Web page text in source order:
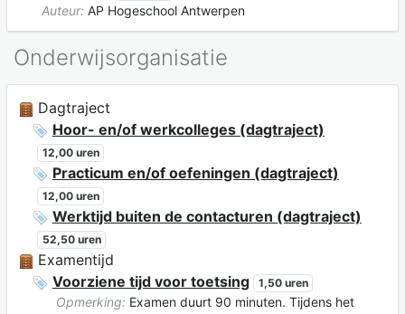
Auteur: AP Hogeschool Antwerpen
Onderwijsorganisatie
Dagtraject
Hoor- en/of werkcolleges (dagtraject)
12,00 uren
Practicum en/of oefeningen (dagtraject)
12,00 uren
Werktijd buiten de contacturen (dagtraject)
52,50 uren
Examentijd
Voorziene tijd voor toetsing
1,50 uren
Opmerking: Examen duurt 90 minuten. Tijdens het